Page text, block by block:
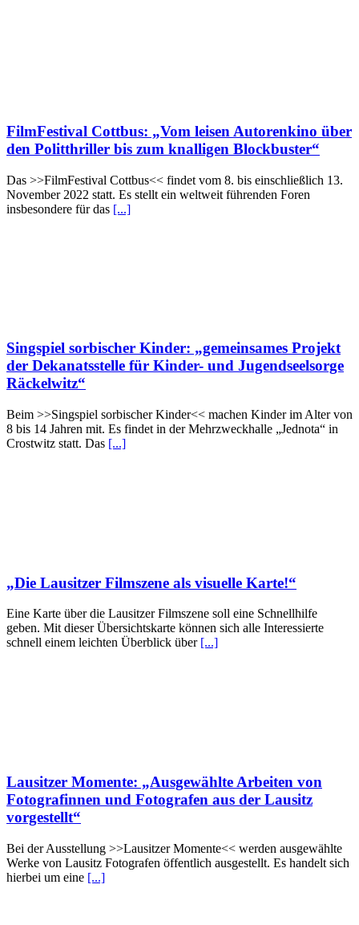
FilmFestival Cottbus: „Vom leisen Autorenkino über
den Politthriller bis zum knalligen Blockbuster“
Das >>FilmFestival Cottbus<< findet vom 8. bis einschließlich 13.
November 2022 statt. Es stellt ein weltweit führenden Foren
insbesondere für das [...]
Singspiel sorbischer Kinder: „gemeinsames Projekt
der Dekanatsstelle für Kinder- und Jugendseelsorge
Räckelwitz“
Beim >>Singspiel sorbischer Kinder<< machen Kinder im Alter von
8 bis 14 Jahren mit. Es findet in der Mehrzweckhalle „Jednota“ in
Crostwitz statt. Das [...]
„Die Lausitzer Filmszene als visuelle Karte!“
Eine Karte über die Lausitzer Filmszene soll eine Schnellhilfe
geben. Mit dieser Übersichtskarte können sich alle Interessierte
schnell einem leichten Überblick über [...]
Lausitzer Momente: „Ausgewählte Arbeiten von
Fotografinnen und Fotografen aus der Lausitz
vorgestellt“
Bei der Ausstellung >>Lausitzer Momente<< werden ausgewählte
Werke von Lausitz Fotografen öffentlich ausgestellt. Es handelt sich
hierbei um eine [...]